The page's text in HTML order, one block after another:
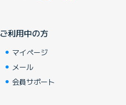
ご利用中の方
マイページ
メール
会員サポート